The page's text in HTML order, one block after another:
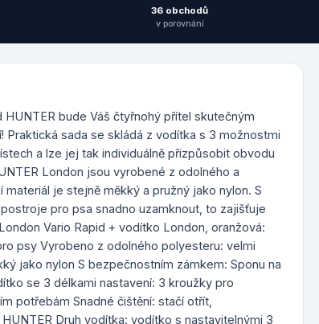
36 obchodů
v porovnání
bude Váš čtyřnohý přítel skutečným
sada se skládá z vodítka s 3 možnostmi
a lze jej tak individuálně přizpůsobit obvodu
London jsou vyrobené z odolného a
je stejně měkký a pružný jako nylon. S
pro psa snadno uzamknout, to zajišťuje
Vario Rapid + vodítko London, oranžová:
psy Vyrobeno z odolného polyesteru: velmi
jako nylon S bezpečnostním zámkem: Sponu na
se 3 délkami nastavení: 3 kroužky pro
potřebám Snadné čištění: stačí otřít,
Druh vodítka: vodítko s nastavitelnými 3